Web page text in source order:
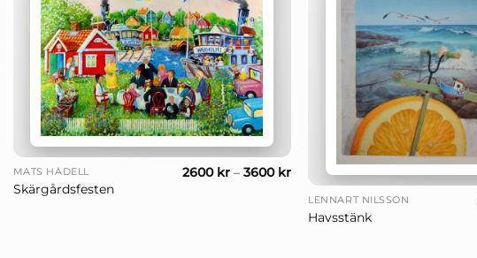
MATS HÅDELL
Skärgårdsfesten
2600 kr– 3600 kr
LENNART NILSSON
Havsstänk